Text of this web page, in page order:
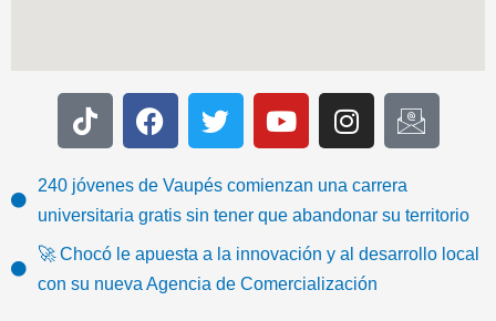
T
i
t
o
k
F
a
e
b
o
o
k
T
w
t
t
e
Y
o
t
u
b
I
n
t
a
g
a
I
c
-
e
240 jóvenes de Vaupés comienzan una carrera
universitaria gratis sin tener que abandonar su territorio
🚀 Chocó le apuesta a la innovación y al desarrollo local
con su nueva Agencia de Comercialización